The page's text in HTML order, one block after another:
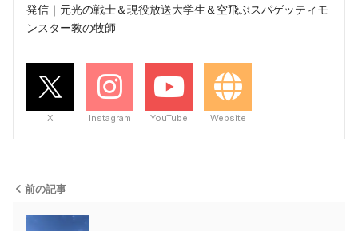
発信｜元光の戦士＆現役放送大学生＆空飛ぶスパゲッティモ
ンスター教の牧師
X Instagram YouTube Website
前の記事